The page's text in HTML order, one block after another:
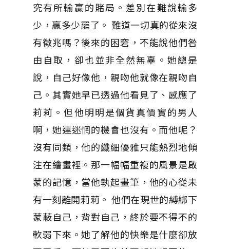
究有所輸贏的賭局。差別在難說輸多
少，贏多少罷了。 難道一切真的從來沒
有徵兆嗎？後來的困窘，不能說他們咎
由自取，卻也並非全然無辜。她總是
說，自己好像他，親吻他就像在親吻自
己。其實她早已透過他看見了、感應了
莉莉。但他明明是個貨真價實的男人
啊，她連迷惘的機會也沒有。而他呢？
沒有同類，他的纖細優雅只能熱烈地傾
注在繪畫裡。那一幅幅重複的風景是啟
蒙的記憶，當他執起畫筆，他的心從未
有一刻離開莉莉。 他們在現世的縛綁下
蒙蔽自己，背對自己，終於要不得不的
軟弱下來。她了解他的快樂是什麼卻放